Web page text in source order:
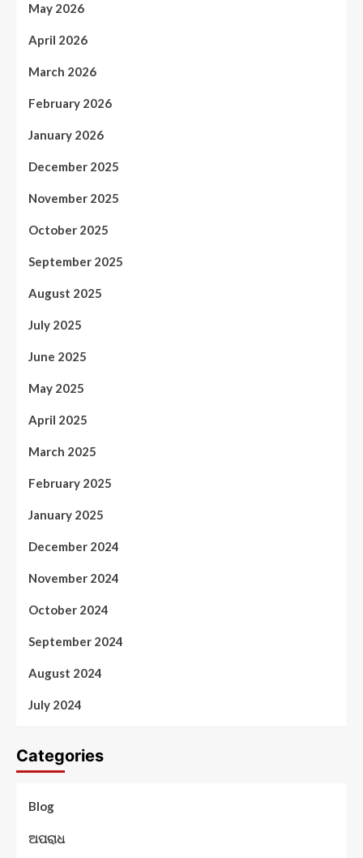
May 2026
April 2026
March 2026
February 2026
January 2026
December 2025
November 2025
October 2025
September 2025
August 2025
July 2025
June 2025
May 2025
April 2025
March 2025
February 2025
January 2025
December 2024
November 2024
October 2024
September 2024
August 2024
July 2024
Categories
Blog
ଅପରାଧ